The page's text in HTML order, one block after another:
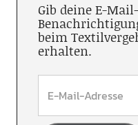
Gib deine E-
beim
erhalten.